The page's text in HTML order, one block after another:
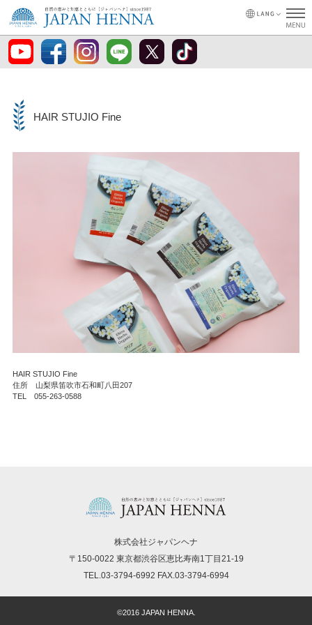
HAIR STUJIO Fine
HAIR STUJIO Fine
住所 山梨県笛吹市石和町八田207
TEL 055-263-0588
株式会社ジャパンヘナ
〒150-0022 東京都渋谷区恵比寿南1丁目21-19
TEL.03-3794-6992 FAX.03-3794-6994
©2016 JAPAN HENNA.